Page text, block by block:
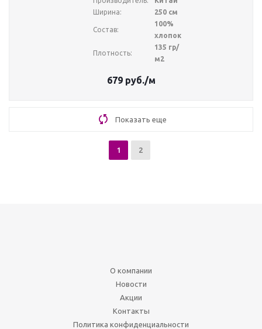
Ширина:
250 см
Состав:
100%
хлопок
Плотность:
135 гр/
м2
679руб./м
Показать еще
1 2
О компании
Новости
Акции
Контакты
Политика конфиденциальности